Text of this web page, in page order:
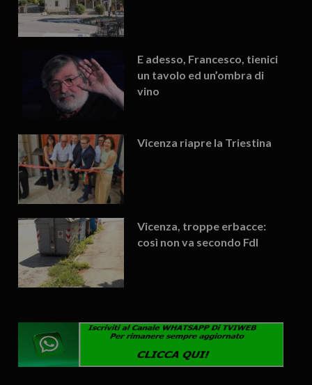
E adesso, Francesco, tienici
un tavolo ed un’ombra di
vino
Vicenza riapre la Triestina
Vicenza, troppe erbacce:
così non va secondo FdI